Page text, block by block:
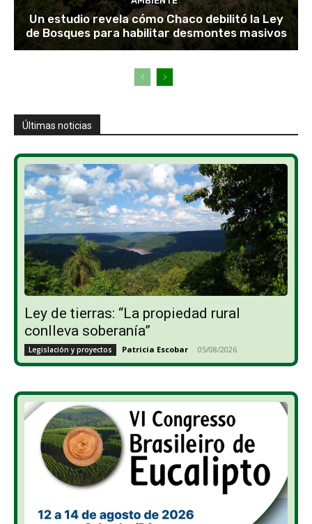
Un estudio revela cómo Chaco debilitó la Ley
de Bosques para habilitar desmontes masivos
Últimas noticias
Ley de tierras: “La propiedad rural
conlleva soberanía”
Legislación y proyectos Patricia Escobar - 05/08/2026